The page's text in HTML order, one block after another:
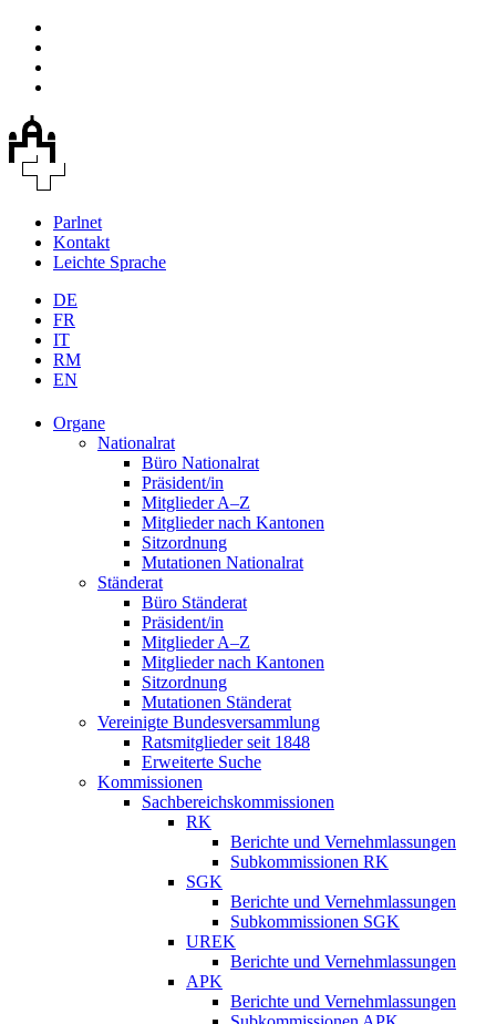
Parlnet
Kontakt
Leichte Sprache
DE
FR
IT
RM
EN
Organe
Nationalrat
Büro Nationalrat
Präsident/in
Mitglieder A–Z
Mitglieder nach Kantonen
Sitzordnung
Mutationen Nationalrat
Ständerat
Büro Ständerat
Präsident/in
Mitglieder A–Z
Mitglieder nach Kantonen
Sitzordnung
Mutationen Ständerat
Vereinigte Bundesversammlung
Ratsmitglieder seit 1848
Erweiterte Suche
Kommissionen
Sachbereichskommissionen
RK
Berichte und Vernehmlassungen
Subkommissionen RK
SGK
Berichte und Vernehmlassungen
Subkommissionen SGK
UREK
Berichte und Vernehmlassungen
APK
Berichte und Vernehmlassungen